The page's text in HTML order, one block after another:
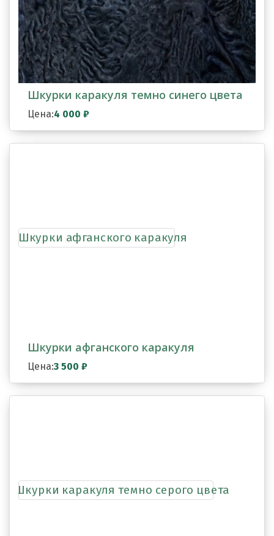
Шкурки каракуля темно синего цвета
Цена:4 000 ₽
Шкурки афганского каракуля
Цена:3 500 ₽